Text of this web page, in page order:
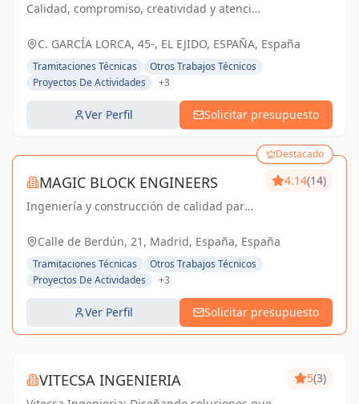
Calidad, compromiso, creatividad y atención
trabajo y nuestra relación con los clientes.
C. GARCÍA LORCA, 45-, EL EJIDO, ESPAÑA, España
Tramitaciones Técnicas
Otros Trabajos Técnicos
Proyectos De Actividades
+3
Ver Perfil Solicitar presupuesto
Destacado
MAGIC BLOCK ENGINEERS
Ingeniería y construcción de calidad para
Nueva.
4.14(14)
Calle de Berdún, 21, Madrid, España, España
Tramitaciones Técnicas
Otros Trabajos Técnicos
Proyectos De Actividades
+3
Ver Perfil Solicitar presupuesto
VITECSA INGENIERIA 5(3)